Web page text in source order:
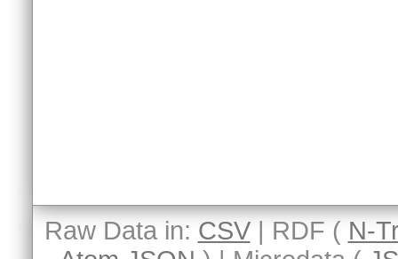
Raw Data in: CSV| RDF ( N-